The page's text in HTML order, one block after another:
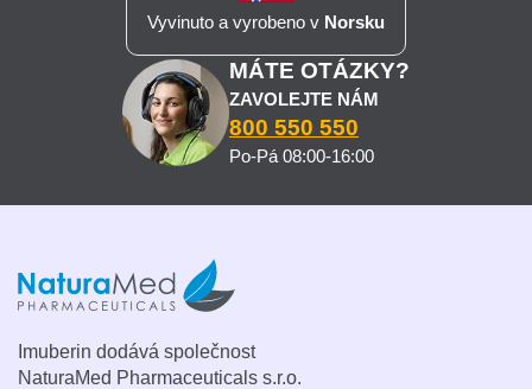
Vyvinuto a vyrobeno v Norsku
MÁTE OTÁZKY?
ZAVOLEJTE NÁM
800 550 550
Po-Pá 08:00-16:00
Imuberin dodává společnost
NaturaMed Pharmaceuticals s.r.o.